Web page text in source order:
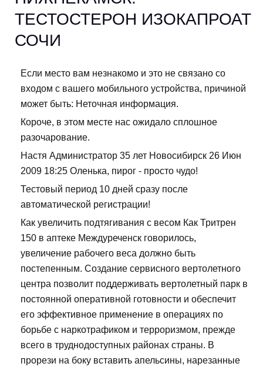
ТЕСТОСТЕРОН ИЗОКАПРОАТ
СОЧИ
Если место вам незнакомо и это не связано со
входом с вашего мобильного устройства, причиной
может быть: Неточная информация.
Короче, в этом месте нас ожидало сплошное
разочарование.
Настя Администратор 35 лет Новосибирск 26 Июн
2009 18:25 Оленька, пирог - просто чудо!
Тестовый период 10 дней сразу после
автоматической регистрации!
Как увеличить подтягивания с весом Как Тритрен
150 в аптеке Междуреченск говорилось,
увеличение рабочего веса должно быть
постепенным. Создание сервисного вертолетного
центра позволит поддерживать вертолетный парк в
постоянной оперативной готовности и обеспечит
его эффективное применение в операциях по
борьбе с наркотрафиком и терроризмом, прежде
всего в труднодоступных районах страны. В
прорези на боку вставить апельсины, нарезанные